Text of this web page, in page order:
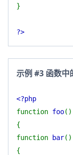
}
?>
示例 #3 函数中
<?php
function foo()
{
function
bar()
{